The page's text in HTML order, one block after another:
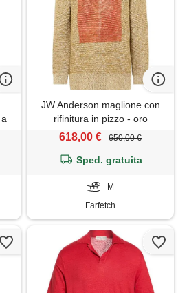
JW Anderson maglione con
rifinitura in pizzo - oro
618,00 € 650,00 €
Sped. gratuita
M
Farfetch